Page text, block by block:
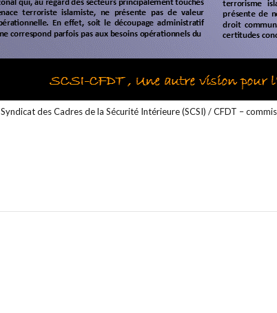
Syndicat des Cadres de la Sécurité Intérieure (SCSI) / CFDT –